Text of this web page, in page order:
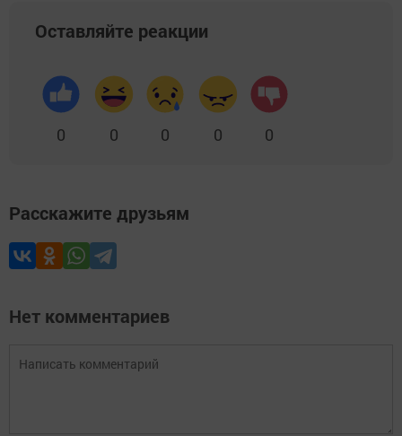
Оставляйте реакции
0 0 0 0 0
Расскажите друзьям
Нет комментариев